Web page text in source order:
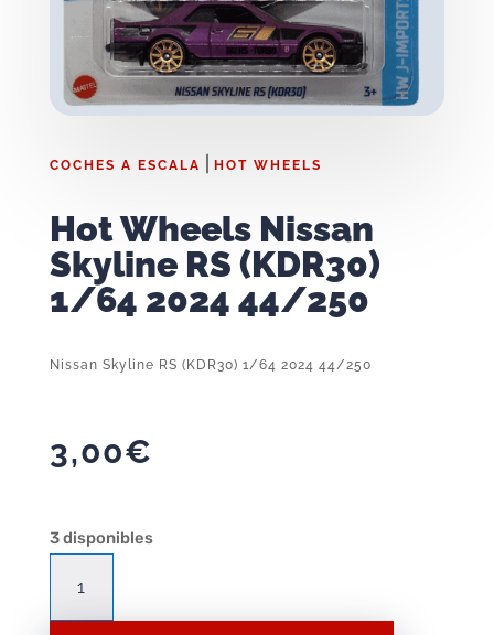
COCHES A ESCALA HOT WHEELS
Hot Wheels Nissan
Skyline RS (KDR30)
1/64 2024 44/250
Nissan Skyline RS (KDR30) 1/64 2024 44/250
3,00€
3 disponibles
Wheels
Nissan